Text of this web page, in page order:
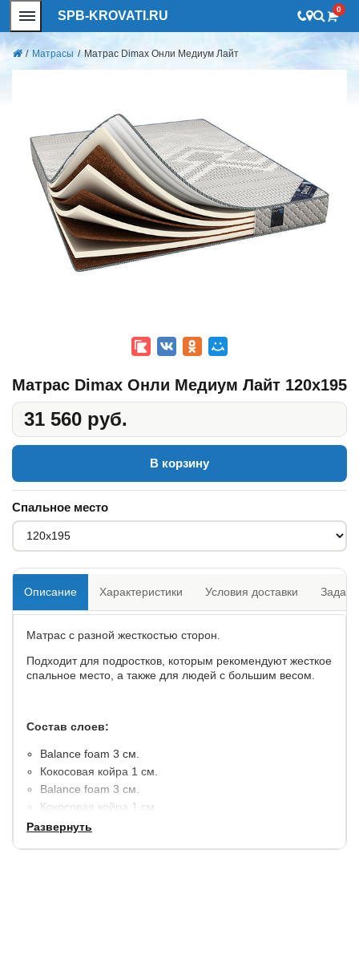
SPB-KROVATI.RU 0
/ Матрасы / Матрас Dimax Онли Медиум Лайт
Матрас Dimax Онли Медиум Лайт 120x195
31 560 руб.
В корзину
Спальное место
Описание Характеристики Условия доставки
Матрас с разной жесткостью сторон.
Подходит для подростков, которым рекомендуют жесткое
спальное место, а также для людей с большим весом.
Состав слоев:
​Balance foam 3 см.
Кокосовая койра 1 см.
Balance foam 3 см.
Кокосовая койра 1 см.
Balance foam 3 см.
Развернуть